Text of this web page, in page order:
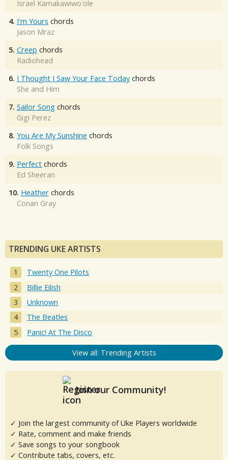
Israel Kamakawiwo'ole
4. I'm Yours chords
Jason Mraz
5. Creep chords
Radiohead
6. I Thought I Saw Your Face Today chords
She and Him
7. Sailor Song chords
Gigi Perez
8. You Are My Sunshine chords
Folk Songs
9. Perfect chords
Ed Sheeran
10. Heather chords
Conan Gray
TRENDING UKE ARTISTS
Twenty One Pilots
Billie Eilish
Unknown
The Beatles
Panic! At The Disco
View all: Trending Artists
Join our Community!
✓ Join the largest community of Uke Players worldwide
✓ Rate, comment and make friends
✓ Save songs to your songbook
✓ Contribute tabs, covers, etc.